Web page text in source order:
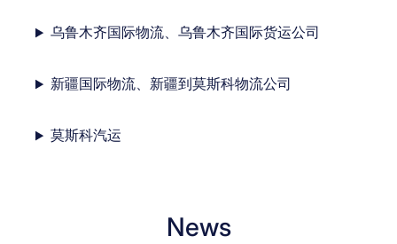
乌鲁木齐国际物流、乌鲁木齐国际货运公司
新疆国际物流、新疆到莫斯科物流公司
莫斯科汽运
News